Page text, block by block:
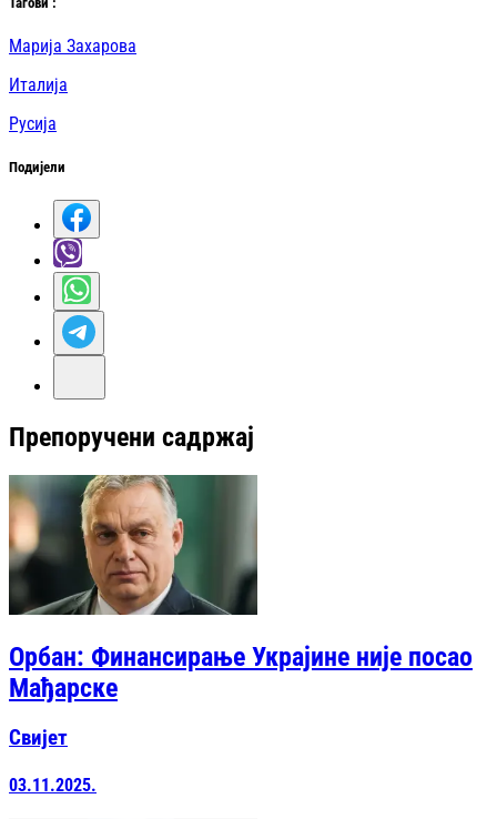
Марија Захарова
Италија
Русија
Подијели
Препоручени садржај
Орбан: Финансирање Украјине није посао
Мађарске
Свијет
03.11.2025.